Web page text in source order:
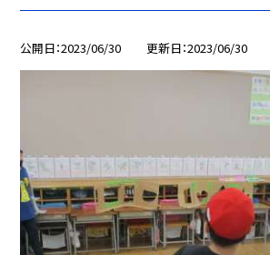
公開日 2023/06/30 更新日 2023/06/30